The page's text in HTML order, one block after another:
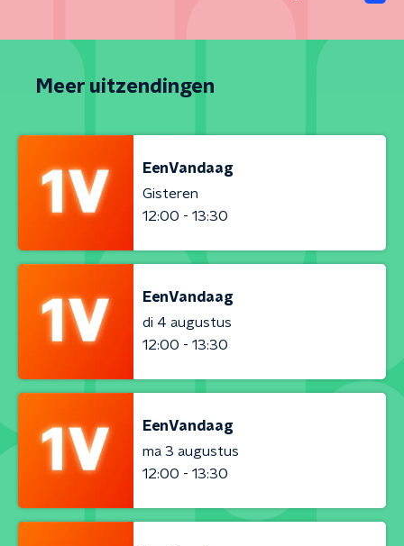
Meer uitzendingen
EenVandaag
Gisteren
12:00 - 13:30
EenVandaag
di 4 augustus
12:00 - 13:30
EenVandaag
ma 3 augustus
12:00 - 13:30